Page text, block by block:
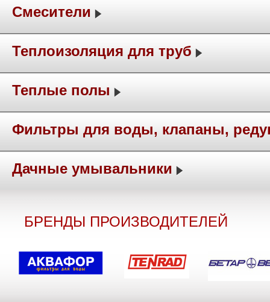
Смесители
Теплоизоляция для труб
Теплые полы
Фильтры для воды, клапаны,
Дачные умывальники
БРЕНДЫ ПРОИЗВОДИТЕЛЕЙ